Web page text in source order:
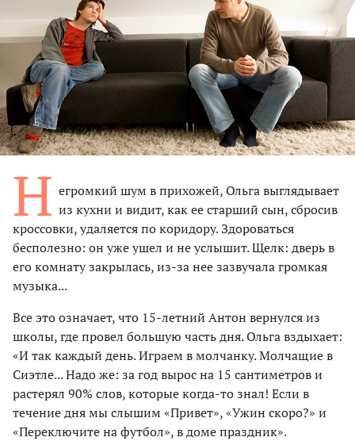
Н егромкий шум в прихожей, Ольга выглядывает
из кухни и видит, как ее старший сын, сбросив
кроссовки, удаляется по коридору. Здороваться
бесполезно: он уже ушел и не услышит. Щелк: дверь в
его комнату закрылась, из-за нее зазвучала громкая
музыка...
Все это означает, что 15-летний Антон вернулся из
школы, где провел большую часть дня. Ольга вздыхает:
«И так каждый день. Играем в молчанку. Молчащие в
Сиэтле... Надо же: за год вырос на 15 сантиметров и
растерял 90% слов, которые когда-то знал! Если в
течение дня мы слышим «Привет», «Ужин скоро?» и
«Переключите на футбол», в доме праздник».